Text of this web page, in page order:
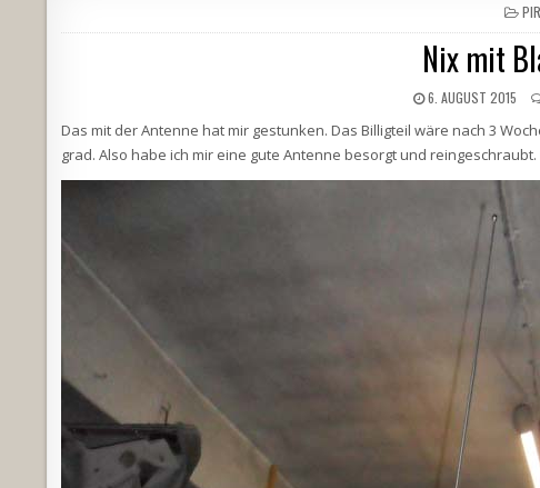
IN
Nix mit
6. AUGUST 2015
Das mit der Antenne hat mir gestunken. Das Billigteil wäre nach 3
grad. Also habe ich mir eine gute Antenne besorgt und